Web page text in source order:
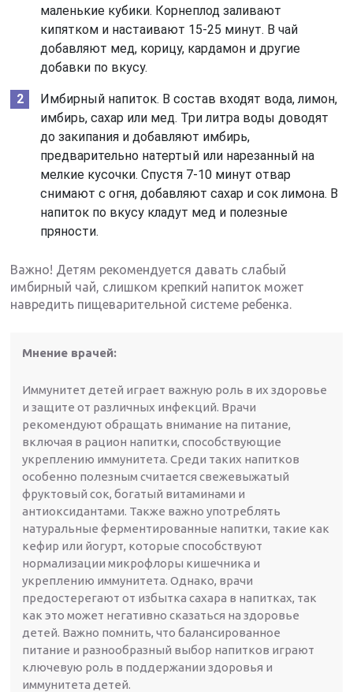
маленькие кубики. Корнеплод заливают
кипятком и настаивают 15-25 минут. В чай
добавляют мед, корицу, кардамон и другие
добавки по вкусу.
Имбирный напиток. В состав входят вода, лимон,
имбирь, сахар или мед. Три литра воды доводят
до закипания и добавляют имбирь,
предварительно натертый или нарезанный на
мелкие кусочки. Спустя 7-10 минут отвар
снимают с огня, добавляют сахар и сок лимона. В
напиток по вкусу кладут мед и полезные
пряности.
Важно! Детям рекомендуется давать слабый
имбирный чай, слишком крепкий напиток может
навредить пищеварительной системе ребенка.
Мнение врачей:
Иммунитет детей играет важную роль в их здоровье
и защите от различных инфекций. Врачи
рекомендуют обращать внимание на питание,
включая в рацион напитки, способствующие
укреплению иммунитета. Среди таких напитков
особенно полезным считается свежевыжатый
фруктовый сок, богатый витаминами и
антиоксидантами. Также важно употреблять
натуральные ферментированные напитки, такие как
кефир или йогурт, которые способствуют
нормализации микрофлоры кишечника и
укреплению иммунитета. Однако, врачи
предостерегают от избытка сахара в напитках, так
как это может негативно сказаться на здоровье
детей. Важно помнить, что балансированное
питание и разнообразный выбор напитков играют
ключевую роль в поддержании здоровья и
иммунитета детей.